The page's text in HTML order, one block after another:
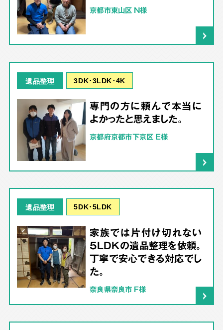
京都市東山区 N様
遺品整理 3DK･3LDK･4K
専門の方に頼んで本当に
よかったと思えました。
京都府京都市下京区 E様
遺品整理 5DK･5LDK
家族では片付け切れない
5LDKの遺品整理を依頼。
丁寧で安心できる対応でし
た。
奈良県奈良市 F様